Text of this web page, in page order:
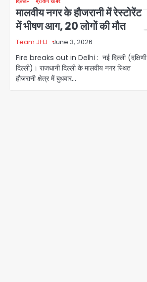
मालवीय नगर के हौजरानी में रेस्टोरेंट
में भीषण आग, 20 लोगों की मौत
Team JHJ June 3, 2026
Fire breaks out in Delhi : नई दिल्ली (दक्षिणी
दिल्ली)। राजधानी दिल्ली के मालवीय नगर स्थित
हौजरानी क्षेत्र में बुधवार…